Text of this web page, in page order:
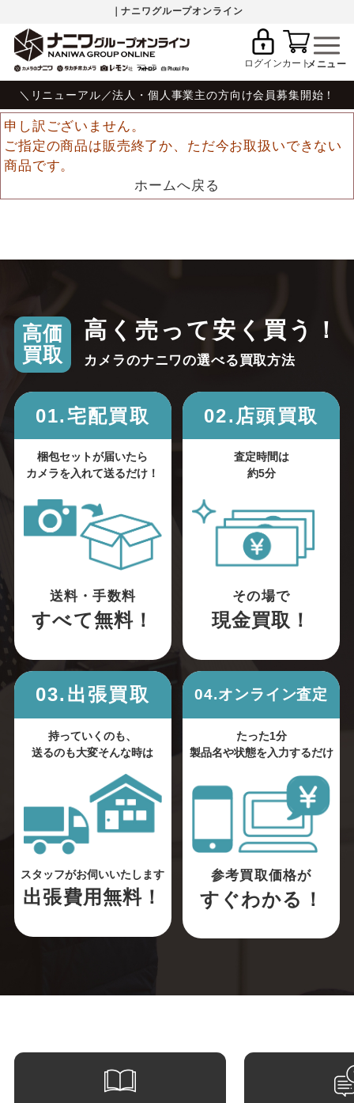
｜ナニワグループオンライン
ログインカート
＼リニューアル／法人・個人事業主の方向け会員募集開始！
申し訳ございません。
ご指定の商品は販売終了か、ただ今お取扱いできない
商品です。
ホームへ戻る
高価
買取
高く売って安く買う！
カメラのナニワの選べる買取方法
01.宅配買取
梱包セットが届いたら
カメラを入れて送るだけ！
送料・手数料
すべて無料！
02.店頭買取
査定時間は
約5分
その場で
現金買取！
03.出張買取
持っていくのも、
送るのも大変そんな時は
スタッフがお伺いいたします
出張費用無料！
04.オンライン査定
たった1分
製品名や状態を入力するだけ
参考買取価格が
すぐわかる！